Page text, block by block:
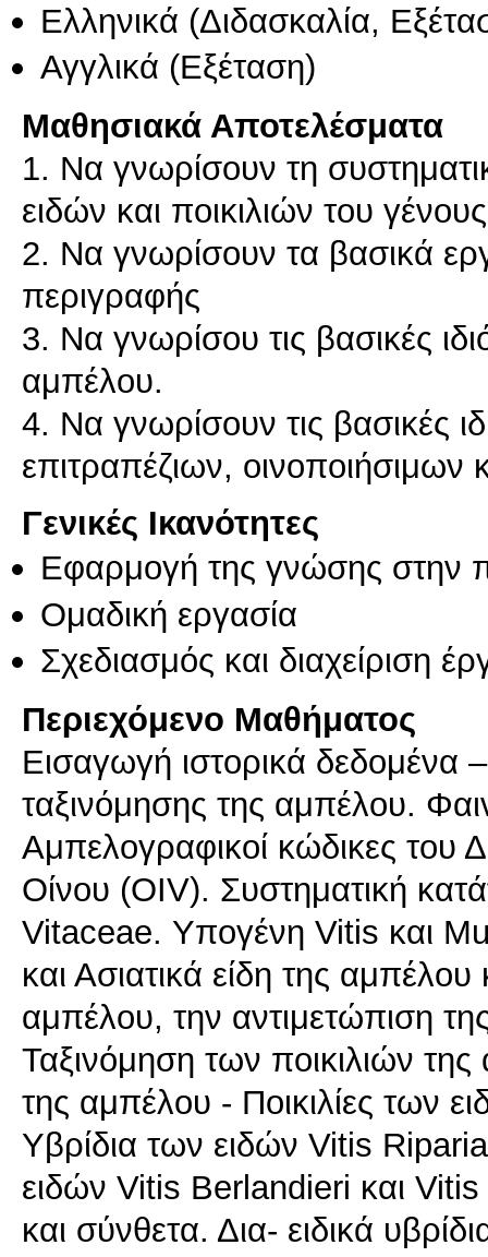
Ελληνικά (Διδασκαλία,
Αγγλικά (Εξέταση)
Μαθησιακά Αποτελέσματα
1. Να γνωρίσουν τη
ειδών και ποικιλιών του
2. Να γνωρίσουν τα βασικά
περιγραφής
3. Να γνωρίσου τις βασικές
αμπέλου.
4. Να γνωρίσουν τις βασικές
επιτραπέζιων, οινοποιήσιμων
Γενικές Ικανότητες
Εφαρμογή της γνώσης στην
Ομαδική εργασία
Σχεδιασμός και διαχείριση
Περιεχόμενο Μαθήματος
Εισαγωγή ιστορικά δεδομένα
ταξινόμησης της αμπέλου.
Αμπελογραφικοί κώδικες του
Οίνου (OIV). Συστηματική
Vitaceae. Υπογένη Vitis και
και Ασιατικά είδη της
αμπέλου, την αντιμετώπιση
Ταξινόμηση των ποικιλιών
της αμπέλου - Ποικιλίες των
Υβρίδια των ειδών Vitis
ειδών Vitis Berlandieri και
και σύνθετα. Δια- ειδικά